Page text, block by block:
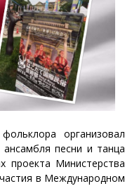
организовал
ансамбля песни и танца
проекта Министерства
в Международном